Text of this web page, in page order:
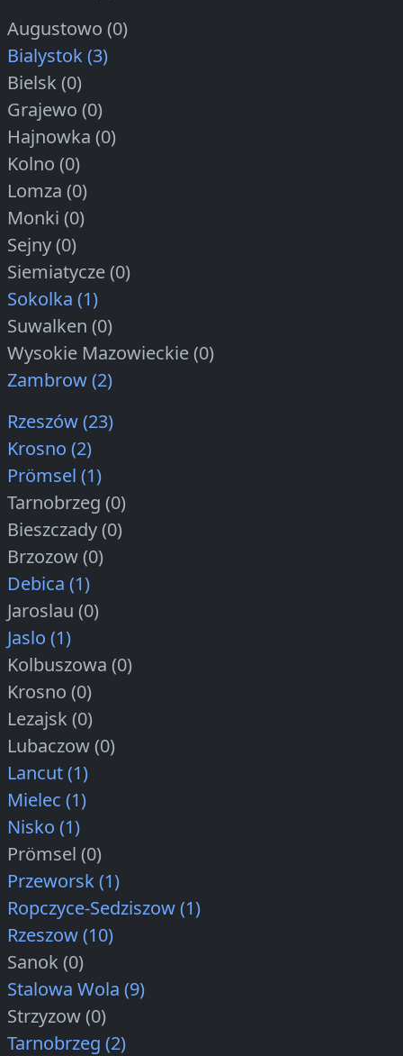
Augustowo (0)
Bialystok (3)
Bielsk (0)
Grajewo (0)
Hajnowka (0)
Kolno (0)
Lomza (0)
Monki (0)
Sejny (0)
Siemiatycze (0)
Sokolka (1)
Suwalken (0)
Wysokie Mazowieckie (0)
Zambrow (2)
Rzeszów (23)
Krosno (2)
Prömsel (1)
Tarnobrzeg (0)
Bieszczady (0)
Brzozow (0)
Debica (1)
Jaroslau (0)
Jaslo (1)
Kolbuszowa (0)
Krosno (0)
Lezajsk (0)
Lubaczow (0)
Lancut (1)
Mielec (1)
Nisko (1)
Prömsel (0)
Przeworsk (1)
Ropczyce-Sedziszow (1)
Rzeszow (10)
Sanok (0)
Stalowa Wola (9)
Strzyzow (0)
Tarnobrzeg (2)